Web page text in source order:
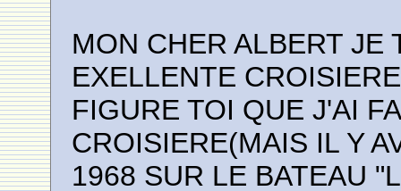
MON CHER ALBERT JE
EXELLENTE
FIGURE TOI QUE J'AI
CROISIERE(MAIS IL Y
1968 SUR LE BATEAU